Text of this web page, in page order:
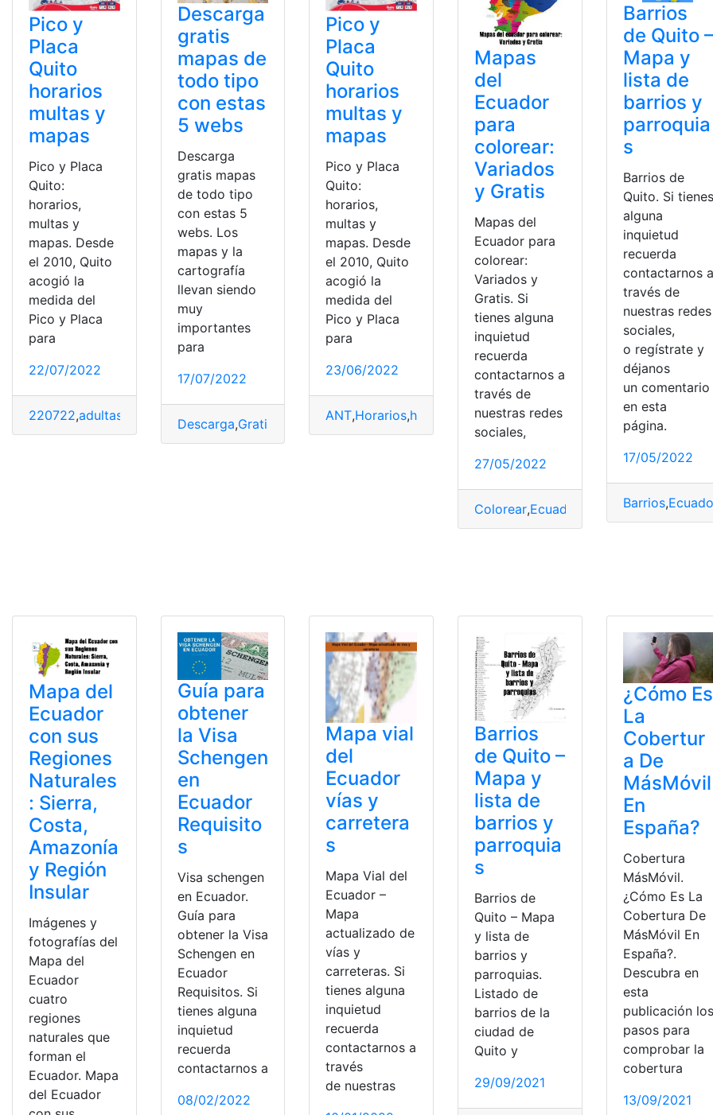
Pico y
Placa
Quito
horarios
multas y
mapas
Pico y Placa
Quito:
horarios,
multas y
mapas. Desde
el 2010, Quito
acogió la
medida del
Pico y Placa
para
22/07/2022
220722,adultas mayores Mapas,Multas,Multas
Descarga
gratis
mapas de
todo tipo
con estas
5 webs
Descarga
gratis mapas
de todo tipo
con estas 5
webs. Los
mapas y la
cartografía
llevan siendo
muy
importantes
para
17/07/2022
Descarga,Gratis , Mapas,Web
Pico y
Placa
Quito
horarios
multas y
mapas
Pico y Placa
Quito:
horarios,
multas y
mapas. Desde
el 2010, Quito
acogió la
medida del
Pico y Placa
para
23/06/2022
ANT,Horarios,horarios de atención,horarios de visita a PPL
Mapas
del
Ecuador
para
colorear:
Variados
y Gratis
Mapas del
Ecuador para
colorear:
Variados y
Gratis. Si
tienes alguna
inquietud
recuerda
contactarnos a
través de
nuestras redes
sociales,
27/05/2022
Colorear,Ecuador Mapas,Quito
Barrios
de Quito –
Mapa y
lista de
barrios y
parroquia
s
Barrios de
Quito. Si tienes
alguna
inquietud
recuerda
contactarnos a
través de
nuestras redes
sociales,
o regístrate y
déjanos
un comentario
en esta
página.
17/05/2022
Barrios,Ecuador
Mapa del
Ecuador
con sus
Regiones
Naturales
: Sierra,
Costa,
Amazonía
y Región
Insular
Imágenes y
fotografías del
Mapa del
Ecuador
cuatro
regiones
naturales que
forman el
Ecuador. Mapa
del Ecuador
Guía para
obtener
la Visa
Schengen
en
Ecuador
Requisito
s
Visa schengen
en Ecuador.
Guía para
obtener la Visa
Schengen en
Ecuador
Requisitos. Si
tienes alguna
inquietud
recuerda
contactarnos a
08/02/2022
Mapa vial
del
Ecuador
vías y
carretera
s
Mapa Vial del
Ecuador –
Mapa
actualizado de
vías y
carreteras. Si
tienes alguna
inquietud
recuerda
contactarnos a
través
de nuestras
Barrios
de Quito –
Mapa y
lista de
barrios y
parroquia
s
Barrios de
Quito – Mapa
y lista de
barrios y
parroquias.
Listado de
barrios de la
ciudad de
Quito y
29/09/2021
¿Cómo Es
La
Cobertur
a De
MásMóvil
En
España?
Cobertura
MásMóvil.
¿Cómo Es La
Cobertura De
MásMóvil En
España?.
Descubra en
esta
publicación los
pasos para
comprobar la
cobertura
13/09/2021